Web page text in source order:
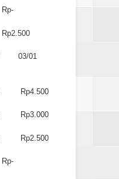
Rp-
Rp2.500
03/01
Rp4.500
Rp3.000
Rp2.500
Rp-